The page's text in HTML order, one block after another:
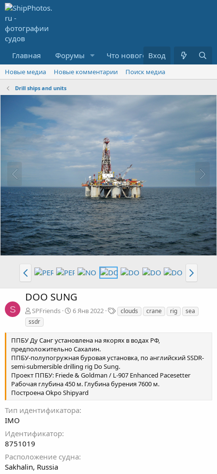
Главная Форумы Что нового? Медиа
Вход
Новые медиа Новые комментарии Поиск медиа
Drill ships and units
S
DOO SUNG
SPFriends 6 Янв 2022
Т
е
clouds crane rig
sea
ssdr
ППБУ Ду Санг установлена на якорях в водах РФ,
предположительно Сахалин.
ППБУ-полупогружная буровая установка, по английский SSDR-
semi-submersible drilling rig Do Sung.
Проект ППБУ: Friede & Goldman / L-907 Enhanced Pacesetter
Рабочая глубина 450 м. Глубина бурения 7600 м.
Построена Okpo Shipyard
Тип идентификатора
IMO
Идентификатор
8751019
Расположение судна
Sakhalin, Russia